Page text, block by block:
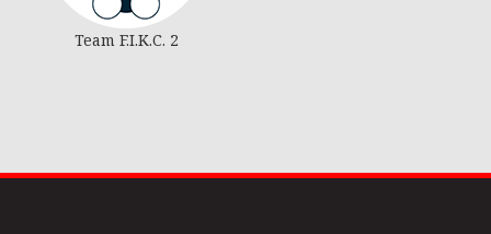
Team F.I.K.C. 2